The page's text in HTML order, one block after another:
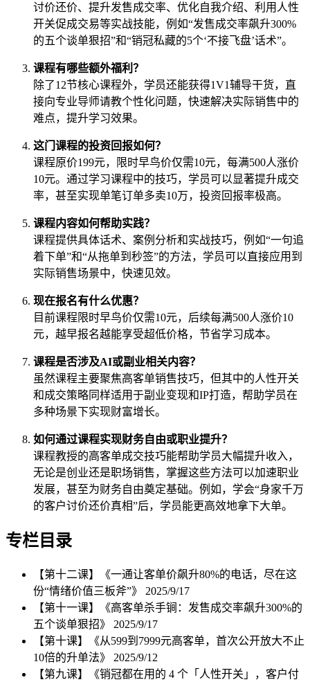
讨价还价、提升发售成交率、优化自我介绍、利用人性
开关促成交易等实战技能，例如“发售成交率飙升300%
的五个谈单狠招”和“销冠私藏的5个‘不接飞盘’话术”。
课程有哪些额外福利？
除了12节核心课程外，学员还能获得1V1辅导干货，直
接向专业导师请教个性化问题，快速解决实际销售中的
难点，提升学习效果。
这门课程的投资回报如何？
课程原价199元，限时早鸟价仅需10元，每满500人涨价
10元。通过学习课程中的技巧，学员可以显著提升成交
率，甚至实现单笔订单多卖10万，投资回报率极高。
课程内容如何帮助实践？
课程提供具体话术、案例分析和实战技巧，例如“一句追
着下单”和“从拖单到秒签”的方法，学员可以直接应用到
实际销售场景中，快速见效。
现在报名有什么优惠？
目前课程限时早鸟价仅需10元，后续每满500人涨价10
元，越早报名越能享受超低价格，节省学习成本。
课程是否涉及AI或副业相关内容？
虽然课程主要聚焦高客单销售技巧，但其中的人性开关
和成交策略同样适用于副业变现和IP打造，帮助学员在
多种场景下实现财富增长。
如何通过课程实现财务自由或职业提升？
课程教授的高客单成交技巧能帮助学员大幅提升收入，
无论是创业还是职场销售，掌握这些方法可以加速职业
发展，甚至为财务自由奠定基础。例如，学会“身家千万
的客户讨价还价真相”后，学员能更高效地拿下大单。
专栏目录
【第十二课】《一通让客单价飙升80%的电话，尽在这
份“情绪价值三板斧”》 2025/9/17
【第十一课】《高客单杀手锏：发售成交率飙升300%的
五个谈单狠招》 2025/9/17
【第十课】《从599到7999元高客单，首次公开放大不止
10倍的升单法》 2025/9/12
【第九课】《销冠都在用的 4 个「人性开关」，客户付